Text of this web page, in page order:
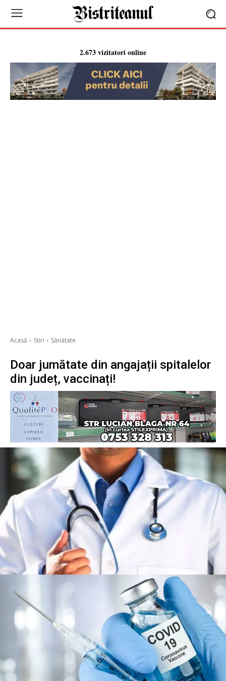
2.673 vizitatori online
Acasă Stiri Sănătate
Doar jumătate din angajații spitalelor
din județ, vaccinați!